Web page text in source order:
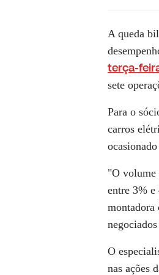
A queda
terça-
sete
Para o
carros
"O volume
entre 3% e
montadora
O
nas ações